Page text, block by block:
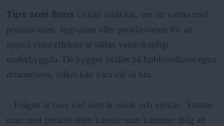
Tips som finns i rutan intill här, om att vattna med
potatisvatten, äggvatten eller persiljevatten för att
uppnå vissa effekter är sällan vetenskapligt
underbyggda. De bygger istället på hobbyodlares egna
erfarenheter, vilket kan vara väl så bra.
– Frågan är bara vad som är orsak och verkan. Vattnar
man med potatisvatten kanske man kommer ihåg att